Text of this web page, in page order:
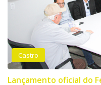
Castro
Lançamento oficial do